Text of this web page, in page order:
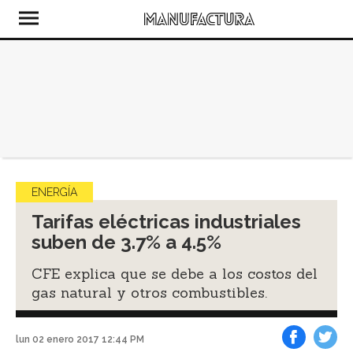
ENERGÍA
Tarifas eléctricas industriales
suben de 3.7% a 4.5%
CFE explica que se debe a los costos del
gas natural y otros combustibles.
lun 02 enero 2017 12:44 PM